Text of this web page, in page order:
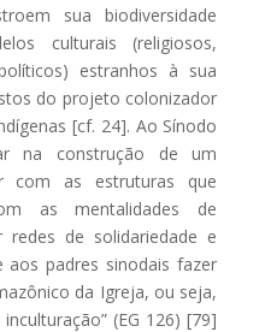
sua biodiversidade
culturais (religiosos,
estranhos à sua
do projeto colonizador
[cf. 24]. Ao Sínodo
na construção de um
com as estruturas que
as mentalidades de
redes de solidariedade e
aos padres sinodais fazer
da Igreja, ou seja,
(EG 126) [79]